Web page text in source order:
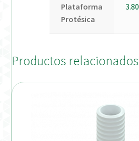
Plataforma
Protésica
3.80
Productos relacionados